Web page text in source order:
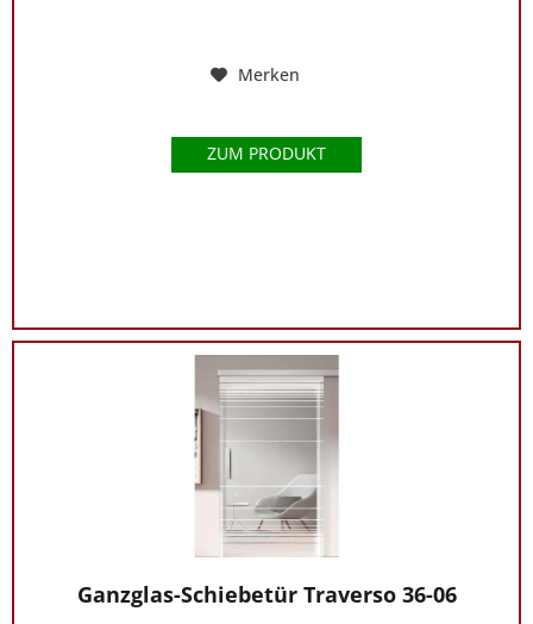
Merken
ZUM PRODUKT
Ganzglas-Schiebetür Traverso 36-06